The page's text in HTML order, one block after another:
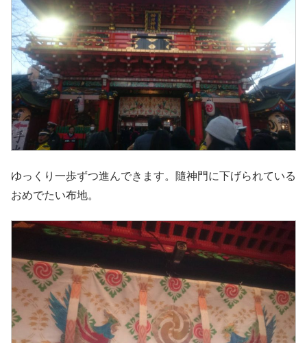
ゆっくり一歩ずつ進んできます。隨神門に下げられている
おめでたい布地。